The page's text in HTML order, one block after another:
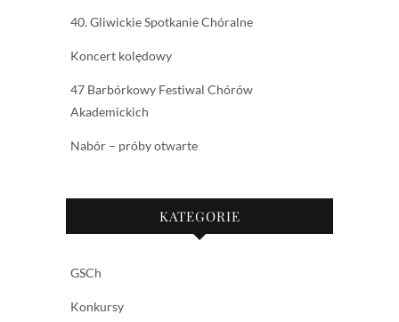
40. Gliwickie Spotkanie Chóralne
Koncert kolędowy
47 Barbórkowy Festiwal Chórów
Akademickich
Nabór – próby otwarte
KATEGORIE
GSCh
Konkursy